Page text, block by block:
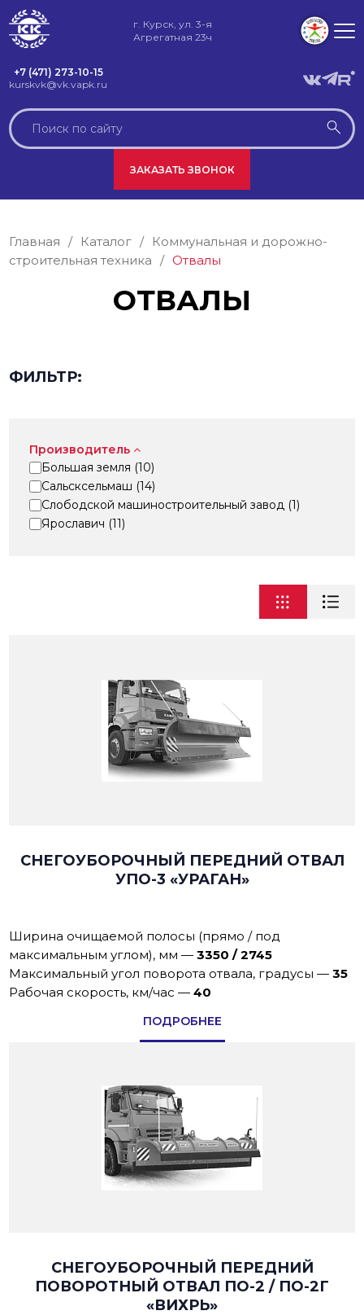
г. Курск, ул. 3-я
Агрегатная 23ч
+7 (471) 273-10-15
kurskvk@vk.vapk.ru
ЗАКАЗАТЬ ЗВОНОК
Главная / Каталог /
Коммунальная и дорожно-
строительная техника / Отвалы
ОТВАЛЫ
ФИЛЬТР:
Производитель
Большая земля (10)
Сальскcельмаш (14)
Слободской машиностроительный завод (1)
Ярославич (11)
СНЕГОУБОРОЧНЫЙ ПЕРЕДНИЙ ОТВАЛ
УПО-3 «УРАГАН»
Ширина очищаемой полосы (прямо / под
максимальным углом), мм —3350 / 2745
Максимальный угол поворота отвала, градусы —35
Рабoчая скoрoсть, км/час —40
ПОДРОБНЕЕ
СНЕГОУБОРОЧНЫЙ ПЕРЕДНИЙ
ПОВОРОТНЫЙ ОТВАЛ ПО-2 / ПО-2Г
«ВИХРЬ»